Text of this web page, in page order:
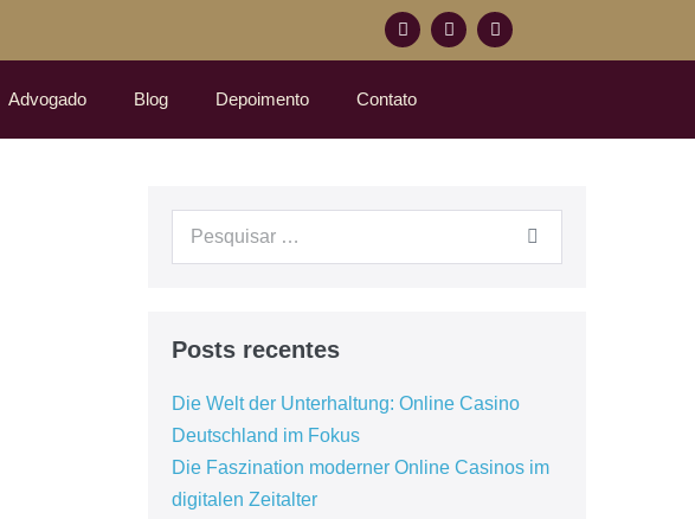
Advogado Blog Depoimento Contato
Posts recentes
Die Welt der Unterhaltung: Online Casino
Deutschland im Fokus
Die Faszination moderner Online Casinos im
digitalen Zeitalter